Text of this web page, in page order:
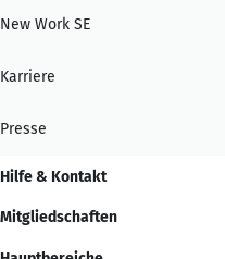
New Work SE
Karriere
Presse
Hilfe & Kontakt
Mitgliedschaften